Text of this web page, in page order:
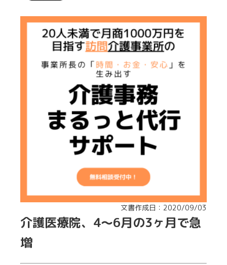
文書作成日：2020/09/03
介護医療院、4～6月の3ヶ月で急
増